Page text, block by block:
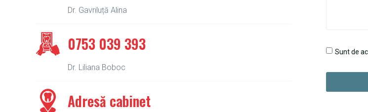
Dr. Gavriluță Alina
0753 039 393
Dr. Liliana Boboc
Adresă cabinet
Sunt de